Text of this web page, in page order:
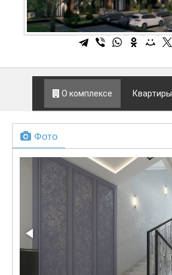
О комплексе Квартиры
Фото